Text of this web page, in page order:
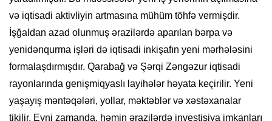
və iqtisadi aktivliyin artmasına mühüm töhfə vermişdir.
İşğaldan azad olunmuş ərazilərdə aparılan bərpa və
yenidənqurma işləri də iqtisadi inkişafın yeni mərhələsini
formalaşdırmışdır. Qarabağ və Şərqi Zəngəzur iqtisadi
rayonlarında genişmiqyaslı layihələr həyata keçirilir. Yeni
yaşayış məntəqələri, yollar, məktəblər və xəstəxanalar
tikilir. Eyni zamanda, həmin ərazilərdə investisiya imkanları